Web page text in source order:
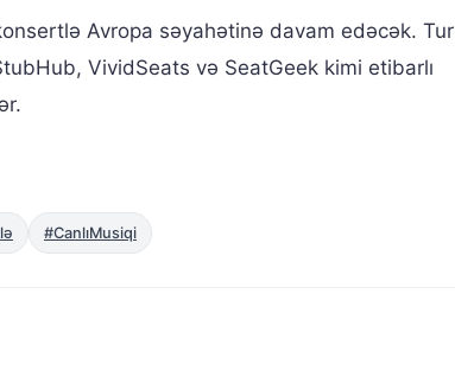
Avropa səyahətinə davam edəcək. Tur
VividSeats və SeatGeek kimi etibarlı
#CanlıMusiqi